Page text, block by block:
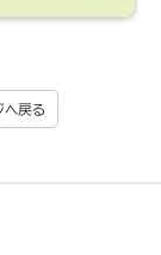
へ戻る